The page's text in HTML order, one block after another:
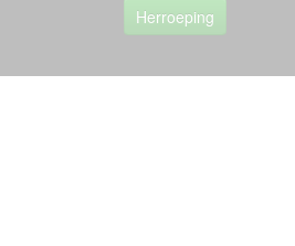
Herroeping